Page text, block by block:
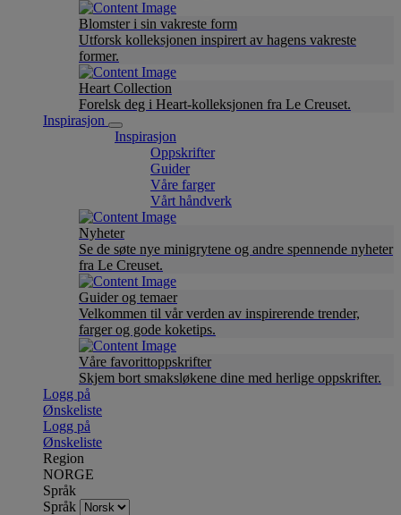
Blomster i sin vakreste form
Utforsk kolleksjonen inspirert av hagens vakreste
former.
Heart Collection
Forelsk deg i Heart-kolleksjonen fra Le Creuset.
Inspirasjon
Inspirasjon
Oppskrifter
Guider
Våre farger
Vårt håndverk
Nyheter
Se de søte nye minigrytene og andre spennende nyheter
fra Le Creuset.
Guider og temaer
Velkommen til vår verden av inspirerende trender,
farger og gode koketips.
Våre favorittoppskrifter
Skjem bort smaksløkene dine med herlige oppskrifter.
Logg på
Ønskeliste
Logg på
Ønskeliste
Region
NORGE
Språk
Språk